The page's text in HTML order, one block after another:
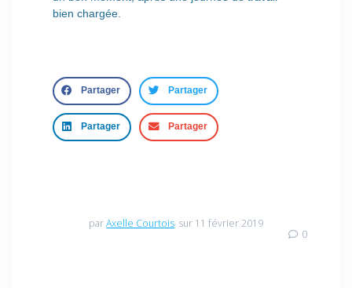
bien chargée.
Partager Partager
Partager Partager
parAxelle Courtois sur 11 février 2019
0